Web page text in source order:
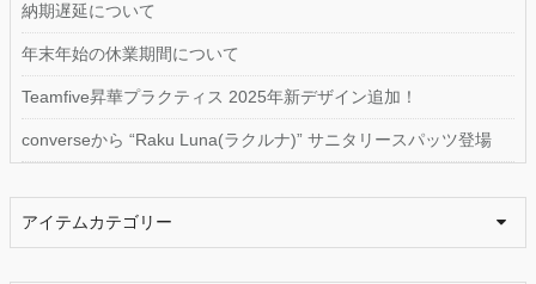
納期遅延について
年末年始の休業期間について
Teamfive昇華プラクティス 2025年新デザイン追加！
converseから “Raku Luna(ラクルナ)” サニタリースパッツ登場
アイテムカテゴリー